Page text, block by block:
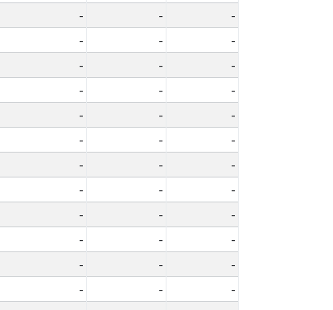
- -
-
- -
-
- -
-
- -
-
- -
-
- -
-
- -
-
- -
-
- -
-
- -
-
- -
-
- -
-